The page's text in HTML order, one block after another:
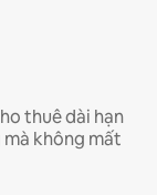
thuê dài hạn
mà không mất